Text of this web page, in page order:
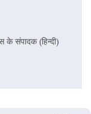
के संपादक (हिन्दी)